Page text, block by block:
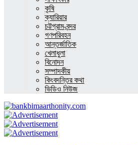
কৃষি
ক্যারিয়ার
চট্টগ্রাম-বন্দর
গণপরিবহন
আন্তর্জাতিক
খেলাধুলা
বিনোদন
সম্পাদকীয়
কিংবদন্তির কথা
ভিডিও নিউজ